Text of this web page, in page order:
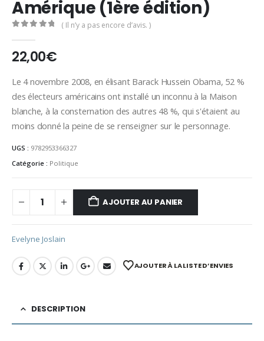
Amérique (1ère édition)
( Il n’y a pas encore d’avis. )
22,00€
Le 4 novembre 2008, en élisant Barack Hussein Obama, 52 %
des électeurs américains ont installé un inconnu à la Maison
blanche, à la consternation des autres 48 %, qui s'étaient au
moins donné la peine de se renseigner sur le personnage.
UGS : 9782953366327
Catégorie : Politique
AJOUTER AU PANIER
Evelyne Joslain
AJOUTER À LA LISTE D’ENVIES
DESCRIPTION